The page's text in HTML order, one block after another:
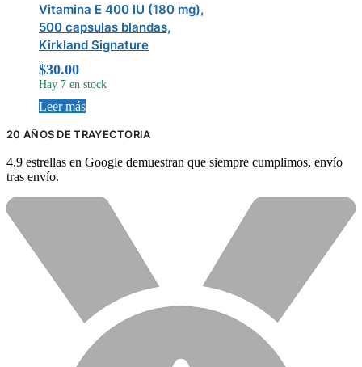
Vitamina E 400 IU (180 mg),
500 capsulas blandas,
Kirkland Signature
$30.00
Hay 7 en stock
Leer más
20 AÑOS DE TRAYECTORIA
4.9 estrellas en Google demuestran que siempre cumplimos, envío
tras envío.